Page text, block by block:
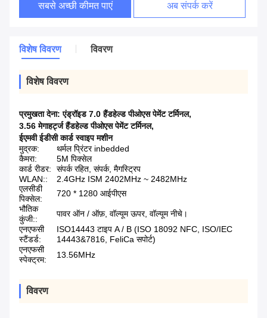
सबसे अच्छी कीमत पाएं अब संपर्क करें
विशेष विवरण विवरण
विशेष विवरण
प्रमुखता देना:एंड्रॉइड 7.0 हैंडहेल्ड पीओएस पेमेंट टर्मिनल,
3.56 मेगाहर्ट्ज हैंडहेल्ड पीओएस पेमेंट टर्मिनल,
ईएमवी ईडीसी कार्ड स्वाइप मशीन
मुद्रक:
थर्मल प्रिंटर inbedded
कैमरा:
5M पिक्सेल
कार्ड रीडर:
संपर्क रहित, संपर्क, मैगस्ट्रिप
WLAN::
2.4GHz ISM 2402MHz ~ 2482MHz
एलसीडी
पिक्सेल:
720 * 1280 आईपीएस
भौतिक
कुंजी::
पावर ऑन / ऑफ़, वॉल्यूम ऊपर, वॉल्यूम नीचे।
एनएफसी
स्टैंडर्ड:
ISO14443 टाइप A / B (ISO 18092 NFC, ISO/IEC
14443&7816, FeliCa सपोर्ट)
एनएफसी
स्पेक्ट्रम:
13.56MHz
विवरण